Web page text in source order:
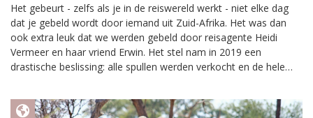
Het gebeurt - zelfs als je in de reiswereld werkt - niet elke dag
dat je gebeld wordt door iemand uit Zuid-Afrika. Het was dan
ook extra leuk dat we werden gebeld door reisagente Heidi
Vermeer en haar vriend Erwin. Het stel nam in 2019 een
drastische beslissing: alle spullen werden verkocht en de hele
kan overal, dus waarom niet op de mooiste plekken van de
planeet?